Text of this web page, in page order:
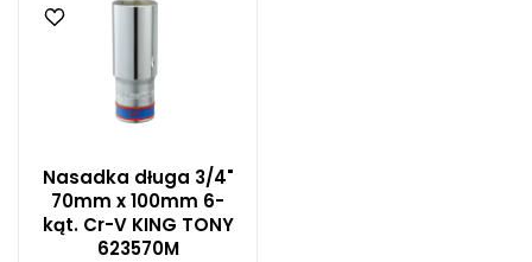
Nasadka długa 3/4"
70mm x 100mm 6-
kąt. Cr-V KING TONY
623570M